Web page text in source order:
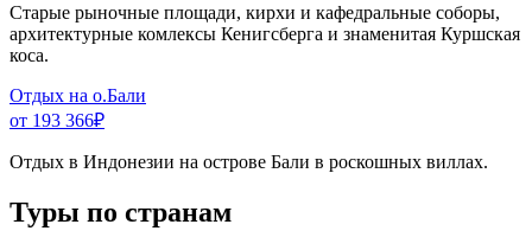
Старые рыночные площади, кирхи и кафедральные соборы,
архитектурные комлексы Кенигсберга и знаменитая Куршская
коса.
Отдых на о.Бали
от 193 366₽
Отдых в Индонезии на острове Бали в роскошных виллах.
Туры по странам